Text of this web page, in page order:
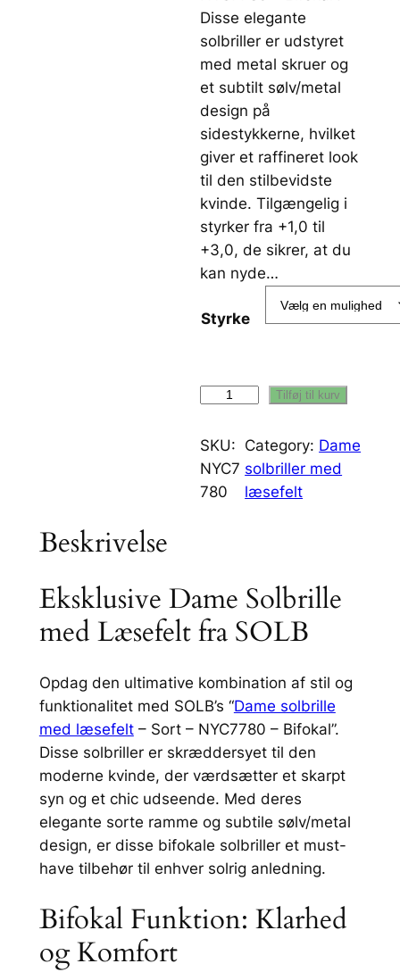
Disse elegante
solbriller er udstyret
med metal skruer og
et subtilt sølv/metal
design på
sidestykkerne, hvilket
giver et raffineret look
til den stilbevidste
kvinde. Tilgængelig i
styrker fra +1,0 til
+3,0, de sikrer, at du
kan nyde…
Styrke
m
e
s
i
l
e
m
e
æ
e
t
Tilføj til kurv
SKU:
NYC7
780
Category: Dame
solbriller med
læsefelt
Beskrivelse
Eksklusive Dame Solbrille
med Læsefelt fra SOLB
Opdag den ultimative kombination af stil og
funktionalitet med SOLB’s “Dame solbrille
med læsefelt– Sort – NYC7780 – Bifokal”.
Disse solbriller er skræddersyet til den
moderne kvinde, der værdsætter et skarpt
syn og et chic udseende. Med deres
elegante sorte ramme og subtile sølv/metal
design, er disse bifokale solbriller et must-
have tilbehør til enhver solrig anledning.
Bifokal Funktion: Klarhed
og Komfort